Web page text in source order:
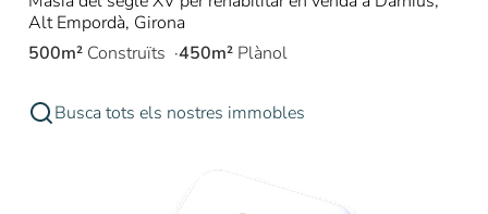
Alt Empordà, Girona
500m² Construïts 450m² Plànol
Busca tots els nostres immobles